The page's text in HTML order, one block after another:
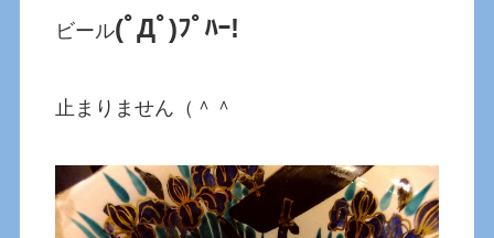
ビール(ﾟДﾟ)ﾌﾟﾊｰ!
止まりません（＾＾